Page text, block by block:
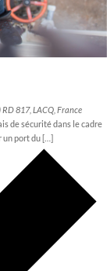
RD 817, LACQ, France
de sécurité dans le cadre
un port du […]